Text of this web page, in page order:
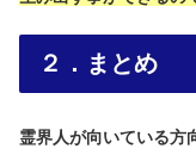
２．まとめ
霊界人が向いている方